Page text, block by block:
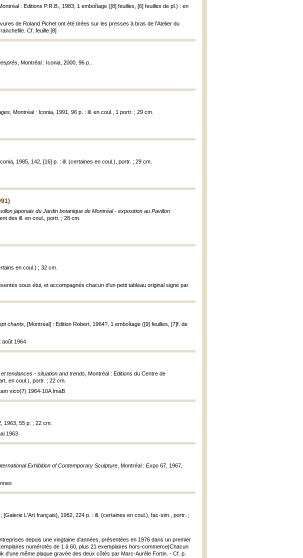
Montréal : Editions P.R.B., 1983, 1 emboîtage ([8] feuilles, [6] feuilles de pl.) : en
de Roland Pichet ont été tirées sur les presses à bras de l'Atelier du
Cf. feuille [8]
, Montréal : Iconia, 2000, 96 p..
, Montréal : Iconia, 1991, 96 p. : ill. en coul., 1 portr. ; 29 cm.
1985, 142, [16] p. : ill. (certaines en coul.), portr. ; 29 cm.
japonais du Jardin botanique de Montréal - exposition au Pavillon
des ill. en coul., portr. ; 28 cm.
en coul.) ; 32 cm.
sous étui, et accompagnés chacun d'un petit tableau original signé par
chants , [Montréal] : Edition Robert, 1964?, 1 emboîtage ([9] feuilles, [7]f. de
août 1964
tendances - situation and trends , Montréal : Editions du Centre de
en coul.), portr. ; 22 cm.
vico(7) 1964-10A ImàB
1963, 55 p. ; 22 cm.
1963
Exhibition of Contemporary Sculpture , Montréal : Expo 67, 1967,
[Galerie L'Art français], 1982, 224 p. : ill. (certaines en coul.), fac-sim., portr. ;
depuis une vingtaine d'années, présentées en 1976 dans un premier
numérotés de 1 à 60, plus 21 exemplaires hors-commerce|Chacun
même plaque gravée des deux côtés par Marc-Aurèle Fortin. - Cf. p.